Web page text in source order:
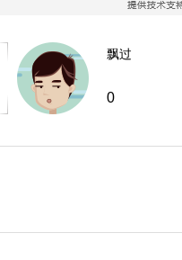
飘过
0